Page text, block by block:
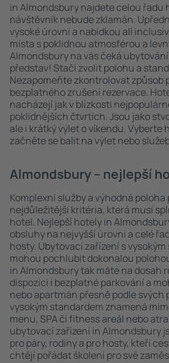
in Almondsbury najdete celou řadu
návštěvník nebude zklamán.
vysoké úrovni a nabídkou all
místa s poklidnou atmosférou a
Almondsbury na vás čeká
představ! Stačí zvolit polohu a
Nezapomeňte zkontrolovat způsob
bezplatného zrušení rezervace.
nacházejí jak v blízkosti
poklidnějších čtvrtích. Jsou jako
ale i krátký výlet o víkendu. Vyberte
začněte se balit na výlet nebo
Almondsbury – nejlepší
Komplexní služby a výhodná poloha
nejdůležitější kritéria, která musí
hotel. Nejlepší hotely in
obsluhy na nejvyšší úrovni a celé
hosty. Ubytovací zařízení s
mohou pochlubit dokonalou
in Almondsbury tak máte na dosah
dispozici i bezplatné parkování a
nebo apartmán přesně podle svých
vysokým standardem znamená
menu, SPA či fitness areál nebo
ubytovací zařízení in Almondsbury
pro páry, rodiny a pro hosty, kteří
chtějí pořádat školení pro své